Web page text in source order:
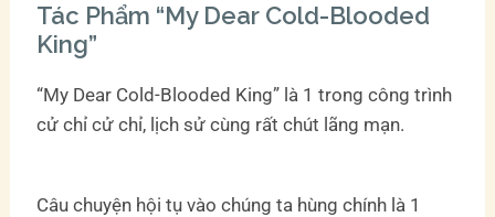
Tác Phẩm “My Dear Cold-Blooded
King”
“My Dear Cold-Blooded King” là 1 trong công trình
cử chỉ cử chỉ, lịch sử cùng rất chút lãng mạn.
Câu chuyện hội tụ vào chúng ta hùng chính là 1